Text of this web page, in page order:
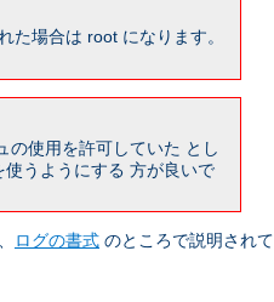
た場合は root になります。
の使用を許可していた とし
うようにする 方が良いで
ログの書式 のところで説明されて